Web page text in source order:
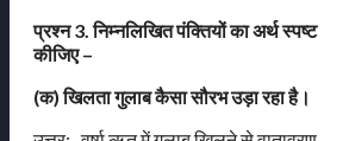
प्रश्न 3. निम्नलिखित पंक्तियों का अर्थ स्पष्ट
कीजिए –
(क) खिलता गुलाब कैसा सौरभ उड़ा रहा है।